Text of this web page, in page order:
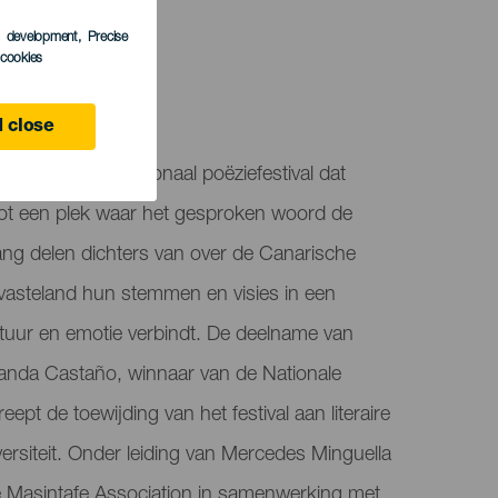
development, Precise
close
is een internationaal poëziefestival dat
een plek waar het gesproken woord de
delen dichters van over de Canarische
hun stemmen en visies in een
en emotie verbindt. De deelname van
Castaño, winnaar van de Nationale
de toewijding van het festival aan literaire
Onder leiding van Mercedes Minguella